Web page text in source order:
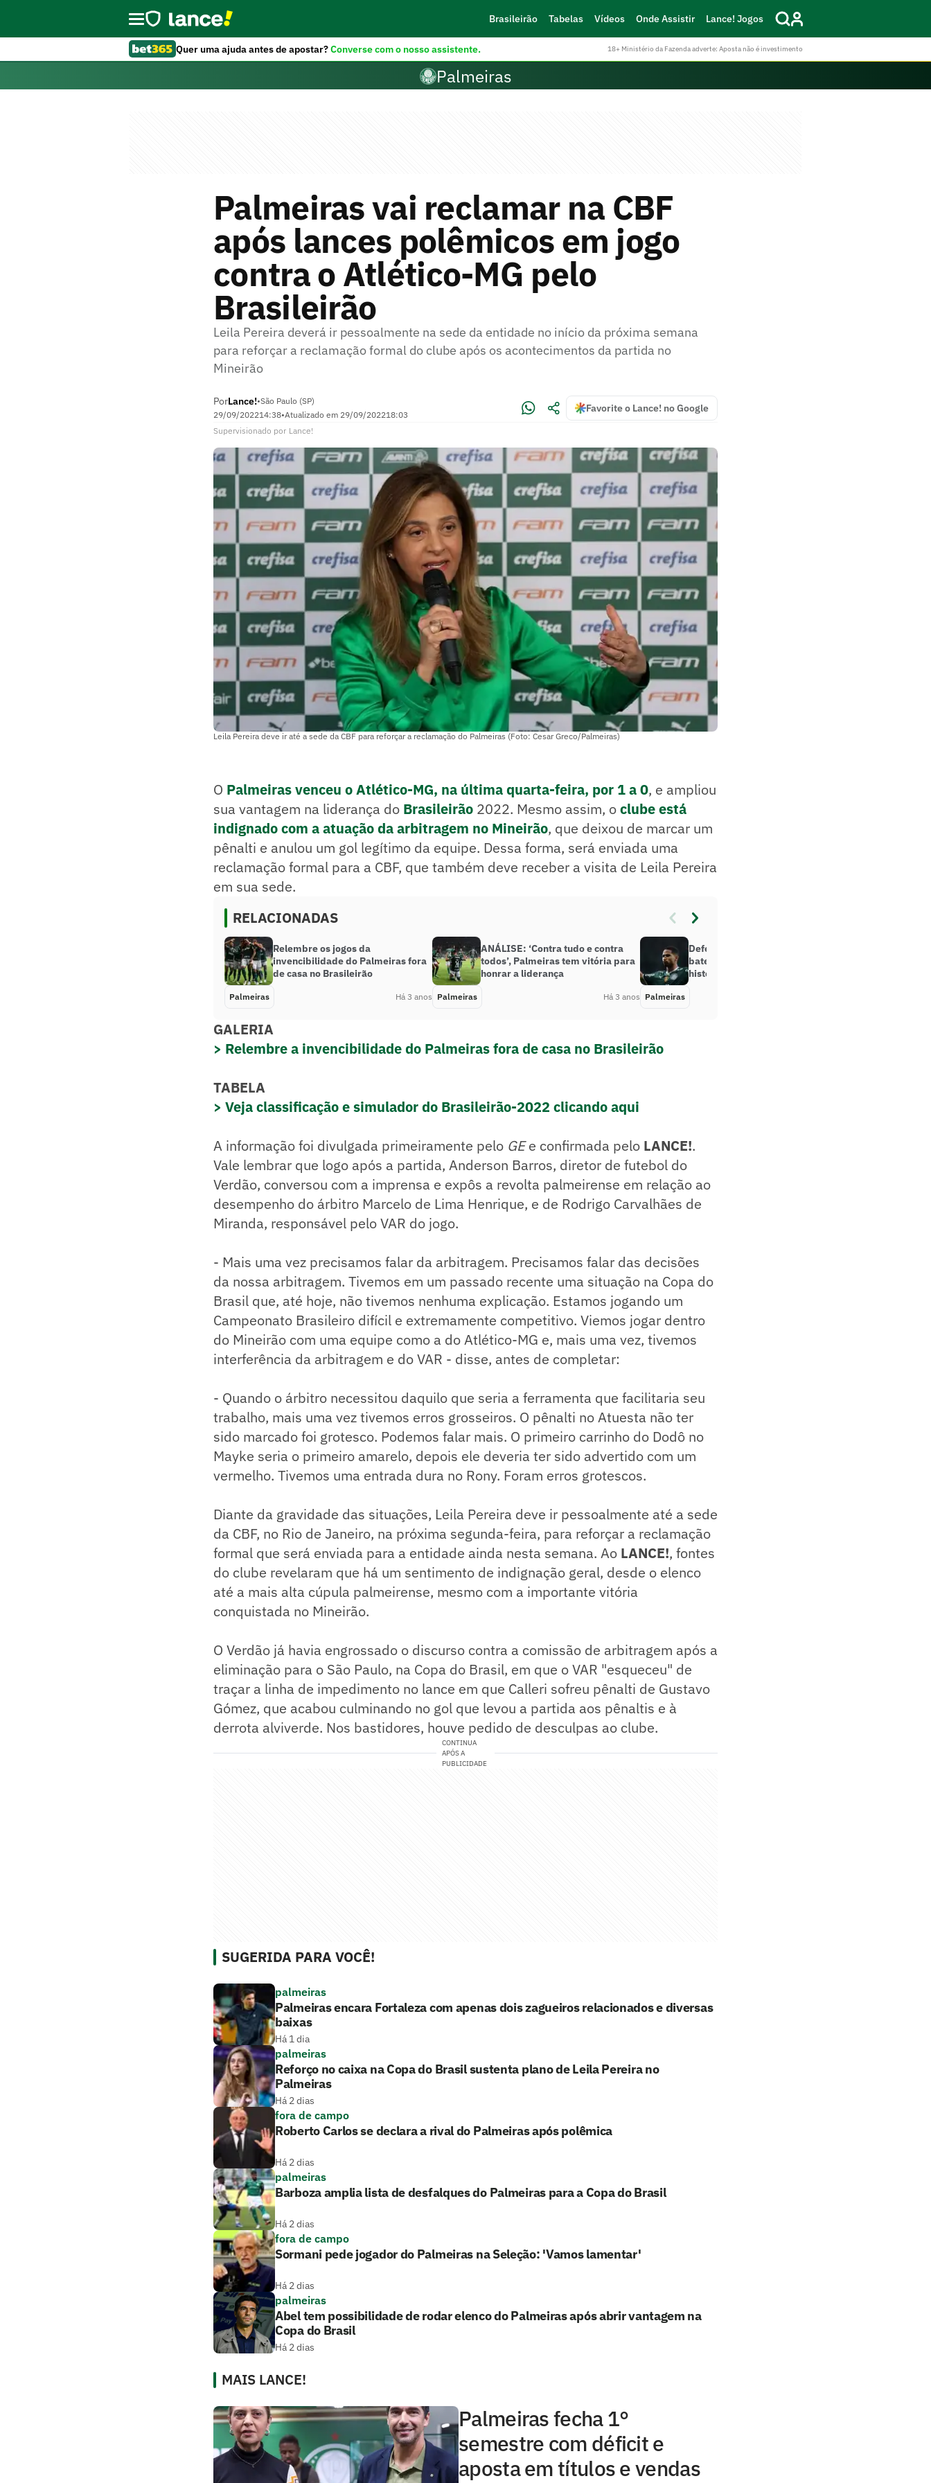
Brasileirão Tabelas Vídeos Onde Assistir Lance! Jogos
Quer uma ajuda antes de apostar?Converse com o nosso assistente. 18+ Ministério da Fazenda adverte: Aposta não é investimento
Palmeiras
Palmeiras vai reclamar na CBF
após lances polêmicos em jogo
contra o Atlético-MG pelo
Brasileirão
Leila Pereira deverá ir pessoalmente na sede da entidade no início da próxima semana
para reforçar a reclamação formal do clube após os acontecimentos da partida no
Mineirão
PorLance!•São Paulo (SP)
29/09/202214:38•Atualizado em 29/09/202218:03
Favorite o Lance! no Google
Supervisionado por Lance!
Leila Pereira deve ir até a sede da CBF para reforçar a reclamação do Palmeiras (Foto: Cesar Greco/Palmeiras)
O Palmeiras venceu o Atlético-MG, na última quarta-feira, por 1 a 0, e ampliou
sua vantagem na liderança do Brasileirão 2022. Mesmo assim, oclube está
indignado com a atuação da arbitragem no Mineirão, que deixou de marcar um
pênalti e anulou um gol legítimo da equipe. Dessa forma, será enviada uma
reclamação formal para a CBF, que também deve receber a visita de Leila Pereira
em sua sede.
RELACIONADAS
Relembre os jogos da
invencibilidade do Palmeiras fora
de casa no Brasileirão
Palmeiras Há 3 anos
ANÁLISE: ‘Contra tudo e contra
todos’, Palmeiras tem vitória para
honrar a liderança
Palmeiras Há 3 anos
Defesa-artilheira do Palmeiras
bate recorde e entra para a
história do clube
Palmeiras
GALERIA
> Relembre a invencibilidade do Palmeiras fora de casa no Brasileirão
TABELA
> Veja classificação e simulador do Brasileirão-2022 clicando aqui
A informação foi divulgada primeiramente pelo GEe confirmada pelo LANCE!.
Vale lembrar que logo após a partida, Anderson Barros, diretor de futebol do
Verdão, conversou com a imprensa e expôs a revolta palmeirense em relação ao
desempenho do árbitro Marcelo de Lima Henrique, e de Rodrigo Carvalhães de
Miranda, responsável pelo VAR do jogo.
- Mais uma vez precisamos falar da arbitragem. Precisamos falar das decisões
da nossa arbitragem. Tivemos em um passado recente uma situação na Copa do
Brasil que, até hoje, não tivemos nenhuma explicação. Estamos jogando um
Campeonato Brasileiro difícil e extremamente competitivo. Viemos jogar dentro
do Mineirão com uma equipe como a do Atlético-MG e, mais uma vez, tivemos
interferência da arbitragem e do VAR - disse, antes de completar:
- Quando o árbitro necessitou daquilo que seria a ferramenta que facilitaria seu
trabalho, mais uma vez tivemos erros grosseiros. O pênalti no Atuesta não ter
sido marcado foi grotesco. Podemos falar mais. O primeiro carrinho do Dodô no
Mayke seria o primeiro amarelo, depois ele deveria ter sido advertido com um
vermelho. Tivemos uma entrada dura no Rony. Foram erros grotescos.
Diante da gravidade das situações, Leila Pereira deve ir pessoalmente até a sede
da CBF, no Rio de Janeiro, na próxima segunda-feira, para reforçar a reclamação
formal que será enviada para a entidade ainda nesta semana. Ao LANCE!, fontes
do clube revelaram que há um sentimento de indignação geral, desde o elenco
até a mais alta cúpula palmeirense, mesmo com a importante vitória
conquistada no Mineirão.
O Verdão já havia engrossado o discurso contra a comissão de arbitragem após a
eliminação para o São Paulo, na Copa do Brasil, em que o VAR "esqueceu" de
traçar a linha de impedimento no lance em que Calleri sofreu pênalti de Gustavo
Gómez, que acabou culminando no gol que levou a partida aos pênaltis e à
derrota alviverde. Nos bastidores, houve pedido de desculpas ao clube.
CONTINUA
APÓS A
PUBLICIDADE
SUGERIDA PARA VOCÊ!
palmeiras
Palmeiras encara Fortaleza com apenas dois zagueiros relacionados e diversas
baixas
Há 1 dia
palmeiras
Reforço no caixa na Copa do Brasil sustenta plano de Leila Pereira no
Palmeiras
Há 2 dias
fora de campo
Roberto Carlos se declara a rival do Palmeiras após polêmica
Há 2 dias
palmeiras
Barboza amplia lista de desfalques do Palmeiras para a Copa do Brasil
Há 2 dias
fora de campo
Sormani pede jogador do Palmeiras na Seleção: 'Vamos lamentar'
Há 2 dias
palmeiras
Abel tem possibilidade de rodar elenco do Palmeiras após abrir vantagem na
Copa do Brasil
Há 2 dias
MAIS LANCE!
Palmeiras fecha 1°
semestre com déficit e
aposta em títulos e vendas